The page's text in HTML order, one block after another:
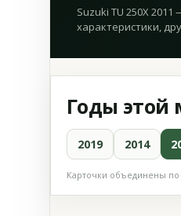
Suzuki TU 250X
характеристики,
Годы этой
2019 2014
Карточки объединены по